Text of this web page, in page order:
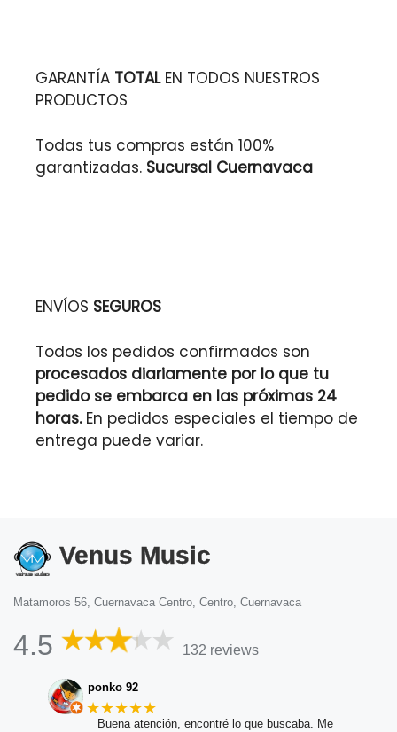
GARANTÍA TOTALEN TODOS NUESTROS
PRODUCTOS
Todas tus compras están 100%
garantizadas. Sucursal Cuernavaca
ENVÍOS SEGUROS
Todos los pedidos confirmados son
procesados diariamente por lo que tu
pedido se embarca en las próximas 24
horas.En pedidos especiales el tiempo de
entrega puede variar.
Venus Music
Matamoros 56, Cuernavaca Centro, Centro, Cuernavaca
4.5 132 reviews
ponko 92
★★★★★
Buena atención, encontré lo que buscaba. Me